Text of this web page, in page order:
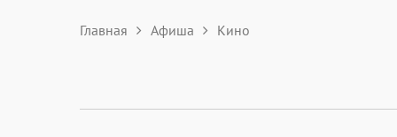
Главная Афиша Кино